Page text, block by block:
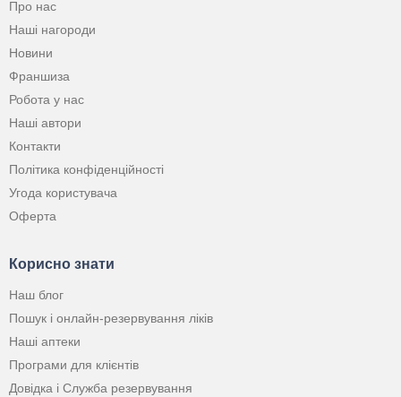
Про нас
Наші нагороди
Новини
Франшиза
Робота у нас
Наші автори
Контакти
Політика конфіденційності
Угода користувача
Оферта
Корисно знати
Наш блог
Пошук і онлайн-резервування ліків
Наші аптеки
Програми для клієнтів
Довідка і Служба резервування